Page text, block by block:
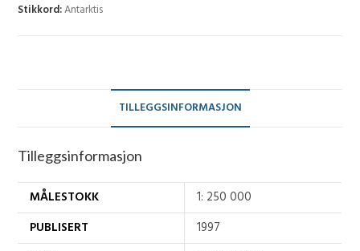
antall
Stikkord:Antarktis
TILLEGGSINFORMASJON
Tilleggsinformasjon
MÅLESTOKK
1: 250 000
PUBLISERT
1997